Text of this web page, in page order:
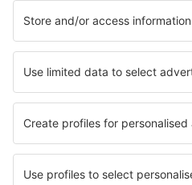
Hoteluri în Daugavpils
Hoteluri în Liepaja Hoteluri în
Hoteluri în Dzirciems Hoteluri
Cele mai bune hoteluri - orașe